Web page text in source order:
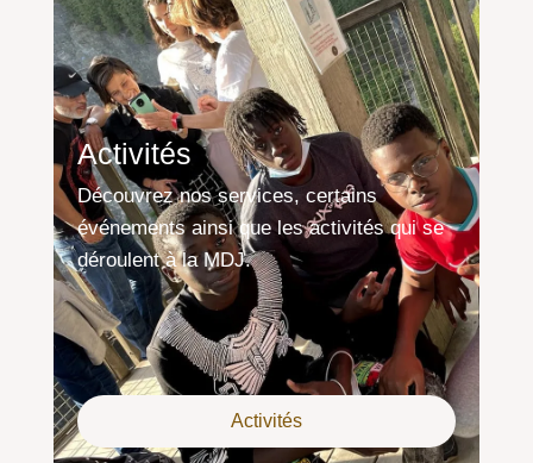
Activités
Découvrez nos services, certains
événements ainsi que les activités qui se
déroulent à la MDJ.
Activités